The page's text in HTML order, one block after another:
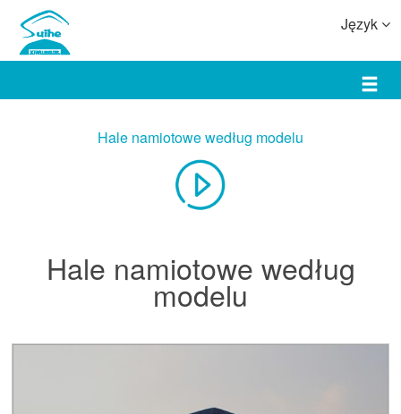
Język
Hale namiotowe według modelu
Hale namiotowe według
modelu